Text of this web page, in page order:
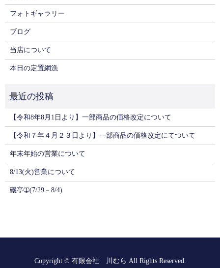
フォトギャラリー
ブログ
当店について
本日の定置網漁
【令和8年8月1日より】一部商品の価格改定について
【令和７年４月２３日より】一部商品の価格改定にてついて
年末年始の営業について
8/13(火)営業について
磯亭➀(7/29－8/4)
Copyright © 有限会社 川むら All Rights Reserved.